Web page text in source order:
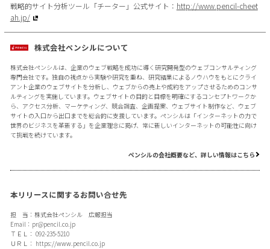
戦略的サイト分析ツール「チーター」公式サイト： http://www.pencil-cheet
ah.jp/
株式会社ペンシルについて
株式会社ペンシルは、企業のウェブ戦略を成功に導く研究開発型のウェブコンサルティング
専門会社です。独自の視点から実験や研究を重ね、研究結果によるノウハウをもとにクライ
アント企業のウェブサイトを分析し、ウェブからの売上や成約をアップさせるためのコンサ
ルティングを実施しています。ウェブサイトの目的と目標を明確にするコンセプトワークか
ら、アクセス分析、マーケティング、競合調査、企画提案、ウェブサイト制作など、ウェブ
サイトの入口から出口までを総合的に支援しています。ペンシルは「インターネットの力で
世界のビジネスを革新する」を企業理念に掲げ、常に新しいインターネットの可能性に向け
て挑戦を続けています。
ペンシルの会社概要など、詳しい情報はこちら
本リリースに関するお問い合せ先
担 当：株式会社ペンシル 広報担当
Email： pr@pencil.co.jp
ＴＥＬ： 092-235-5210
ＵＲＬ： https://www.pencil.co.jp